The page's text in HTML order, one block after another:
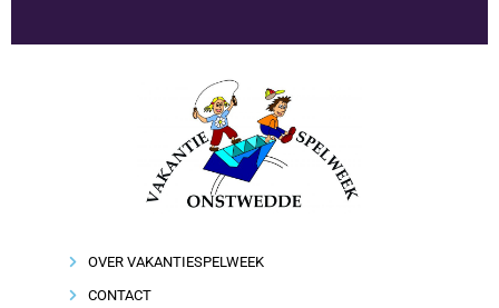
OVER VAKANTIESPELWEEK
CONTACT